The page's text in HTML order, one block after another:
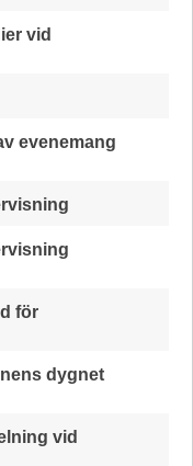
vid
evenemang
för
dygnet
vid